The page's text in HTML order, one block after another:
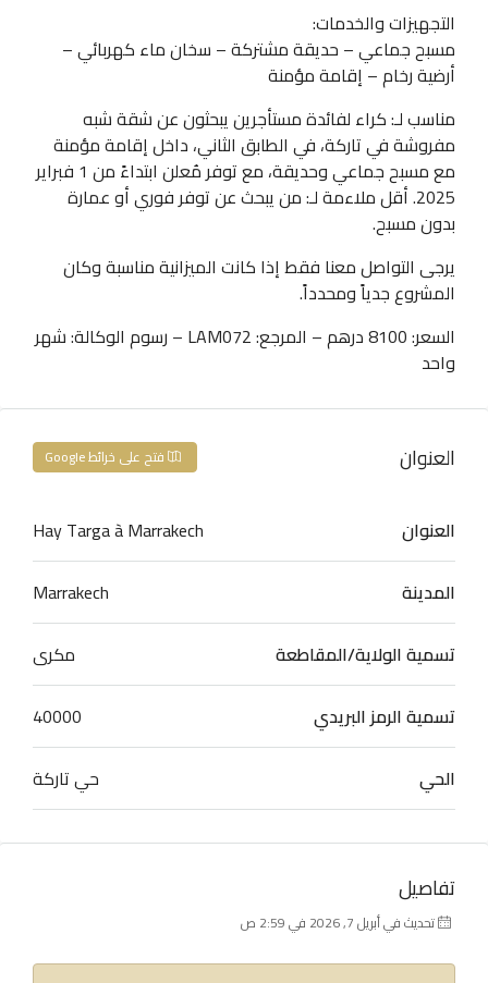
التجهيزات والخدمات:
مسبح جماعي – حديقة مشتركة – سخان ماء كهربائي –
أرضية رخام – إقامة مؤمنة
مناسب لـ: كراء لفائدة مستأجرين يبحثون عن شقة شبه
مفروشة في تاركة، في الطابق الثاني، داخل إقامة مؤمنة
مع مسبح جماعي وحديقة، مع توفر مُعلن ابتداءً من 1 فبراير
2025. أقل ملاءمة لـ: من يبحث عن توفر فوري أو عمارة
بدون مسبح.
يرجى التواصل معنا فقط إذا كانت الميزانية مناسبة وكان
المشروع جدياً ومحدداً.
السعر: 8100 درهم – المرجع: LAM072 – رسوم الوكالة: شهر
واحد
العنوان فتح على خرائط Google
العنوان
Hay Targa à Marrakech
المدينة
Marrakech
تسمية الولاية/المقاطعة
مكرى
تسمية الرمز البريدي
40000
الحي
حي تاركة
تفاصيل
تحديث في أبريل 7, 2026 في 2:59 ص